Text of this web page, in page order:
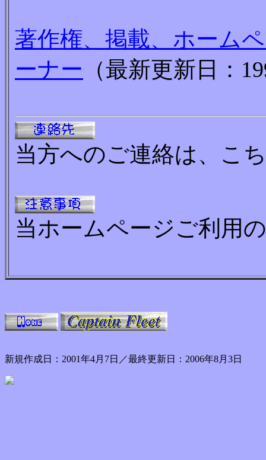
著作権、掲載、ホーム
ーナー （最新更新日：
当方へのご連絡は、こ
当ホームページご利用
新規作成日：2001年4月7日／最終更新日：2006年8月3日